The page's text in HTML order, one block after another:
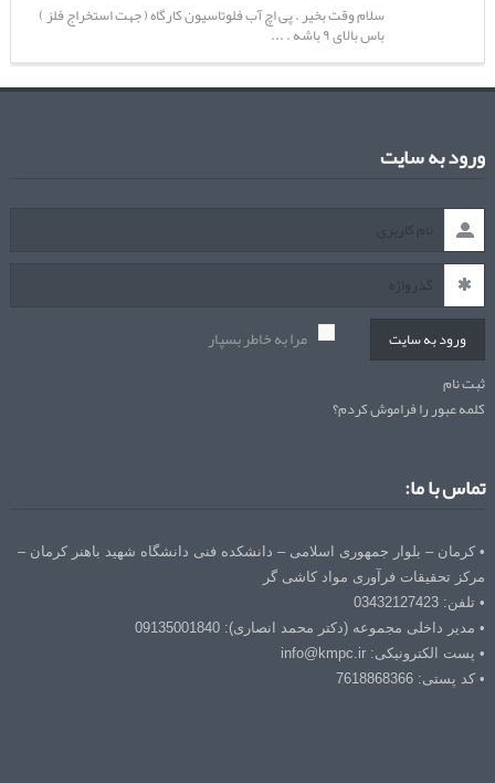
سلام وقت بخیر . پی اچ آب فلوتاسیون کارگاه ( جهت استخراج فلز )
باس بالای ۹ باشه . ...
ورود به سایت
ورود به سایت مرا به خاطر بسپار
ثبت نام
کلمه عبور را فراموش کردم؟
تماس با ما:
• کرمان – بلوار جمهوری اسلامی – دانشکده فنی دانشگاه شهید باهنر کرمان –
مرکز تحقیقات فرآوری مواد کاشی گر
• تلفن: 03432127423
• مدیر داخلی مجموعه (دکتر محمد انصاری): 09135001840
• پست الکترونیکی: info@kmpc.ir
• کد پستی: 7618868366